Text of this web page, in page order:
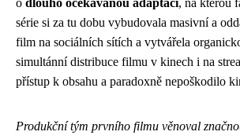
o dlouho očekávanou adaptaci, na kterou
série si za tu dobu vybudovala masivní a
film na sociálních sítích a vytvářela
simultánní distribuce filmu v kinech i na
přístup k obsahu a paradoxně nepoškodilo
Produkční tým prvního filmu věnoval